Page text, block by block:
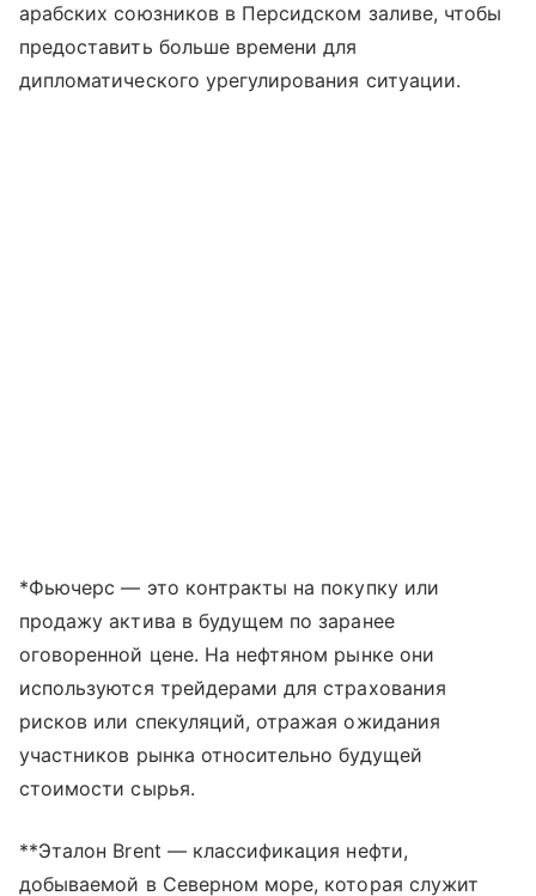
арабских союзников в Персидском заливе, чтобы
предоставить больше времени для
дипломатического урегулирования ситуации.
*Фьючерс — это контракты на покупку или
продажу актива в будущем по заранее
оговоренной цене. На нефтяном рынке они
используются трейдерами для страхования
рисков или спекуляций, отражая ожидания
участников рынка относительно будущей
стоимости сырья.
**Эталон Brent — классификация нефти,
добываемой в Северном море, которая служит